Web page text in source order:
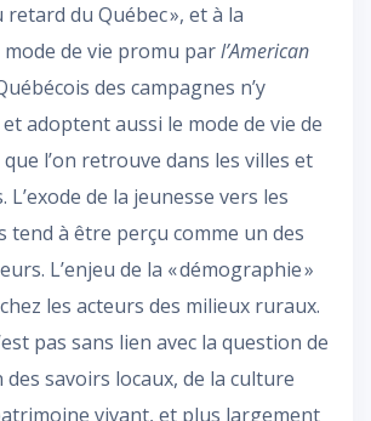
du Québec », et à la
de vie promu parl’American
des campagnes n’y
adoptent aussi le mode de vie de
l’on retrouve dans les villes et
L’exode de la jeunesse vers les
tend à être perçu comme un des
L’enjeu de la « démographie »
les acteurs des milieux ruraux.
pas sans lien avec la question de
savoirs locaux, de la culture
vivant, et plus largement